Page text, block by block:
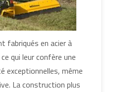
fabriqués en acier à
qui leur confère une
exceptionnelles, même
La construction plus